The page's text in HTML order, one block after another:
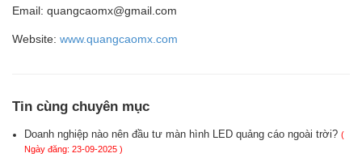
Email: quangcaomx@gmail.com
Website: www.quangcaomx.com
Tin cùng chuyên mục
Doanh nghiệp nào nên đầu tư màn hình LED quảng cáo ngoài trời? (
Ngày đăng: 23-09-2025 )